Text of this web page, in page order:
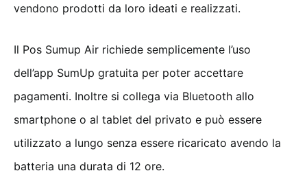
vendono prodotti da loro ideati e realizzati.
Il Pos Sumup Air richiede semplicemente l’uso
dell’app SumUp gratuita per poter accettare
pagamenti. Inoltre si collega via Bluetooth allo
smartphone o al tablet del privato e può essere
utilizzato a lungo senza essere ricaricato avendo la
batteria una durata di 12 ore.